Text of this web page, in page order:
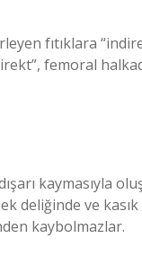
fıtıklara
femoral
kaymasıyla
deliğinde ve kasık
kaybolmazlar.